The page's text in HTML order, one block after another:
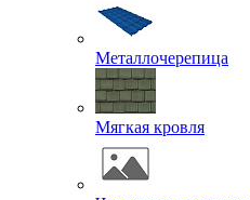
Металлочерепица
Мягкая кровля